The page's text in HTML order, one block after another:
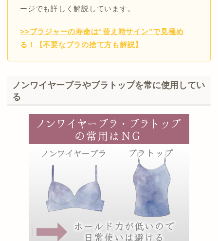
ージでも詳しく解説しています。
>>ブラジャーの寿命は“替え時サイン”で見極め
る！【不要なブラの捨て方も解説】
ノンワイヤーブラやブラトップを常に使用してい
る